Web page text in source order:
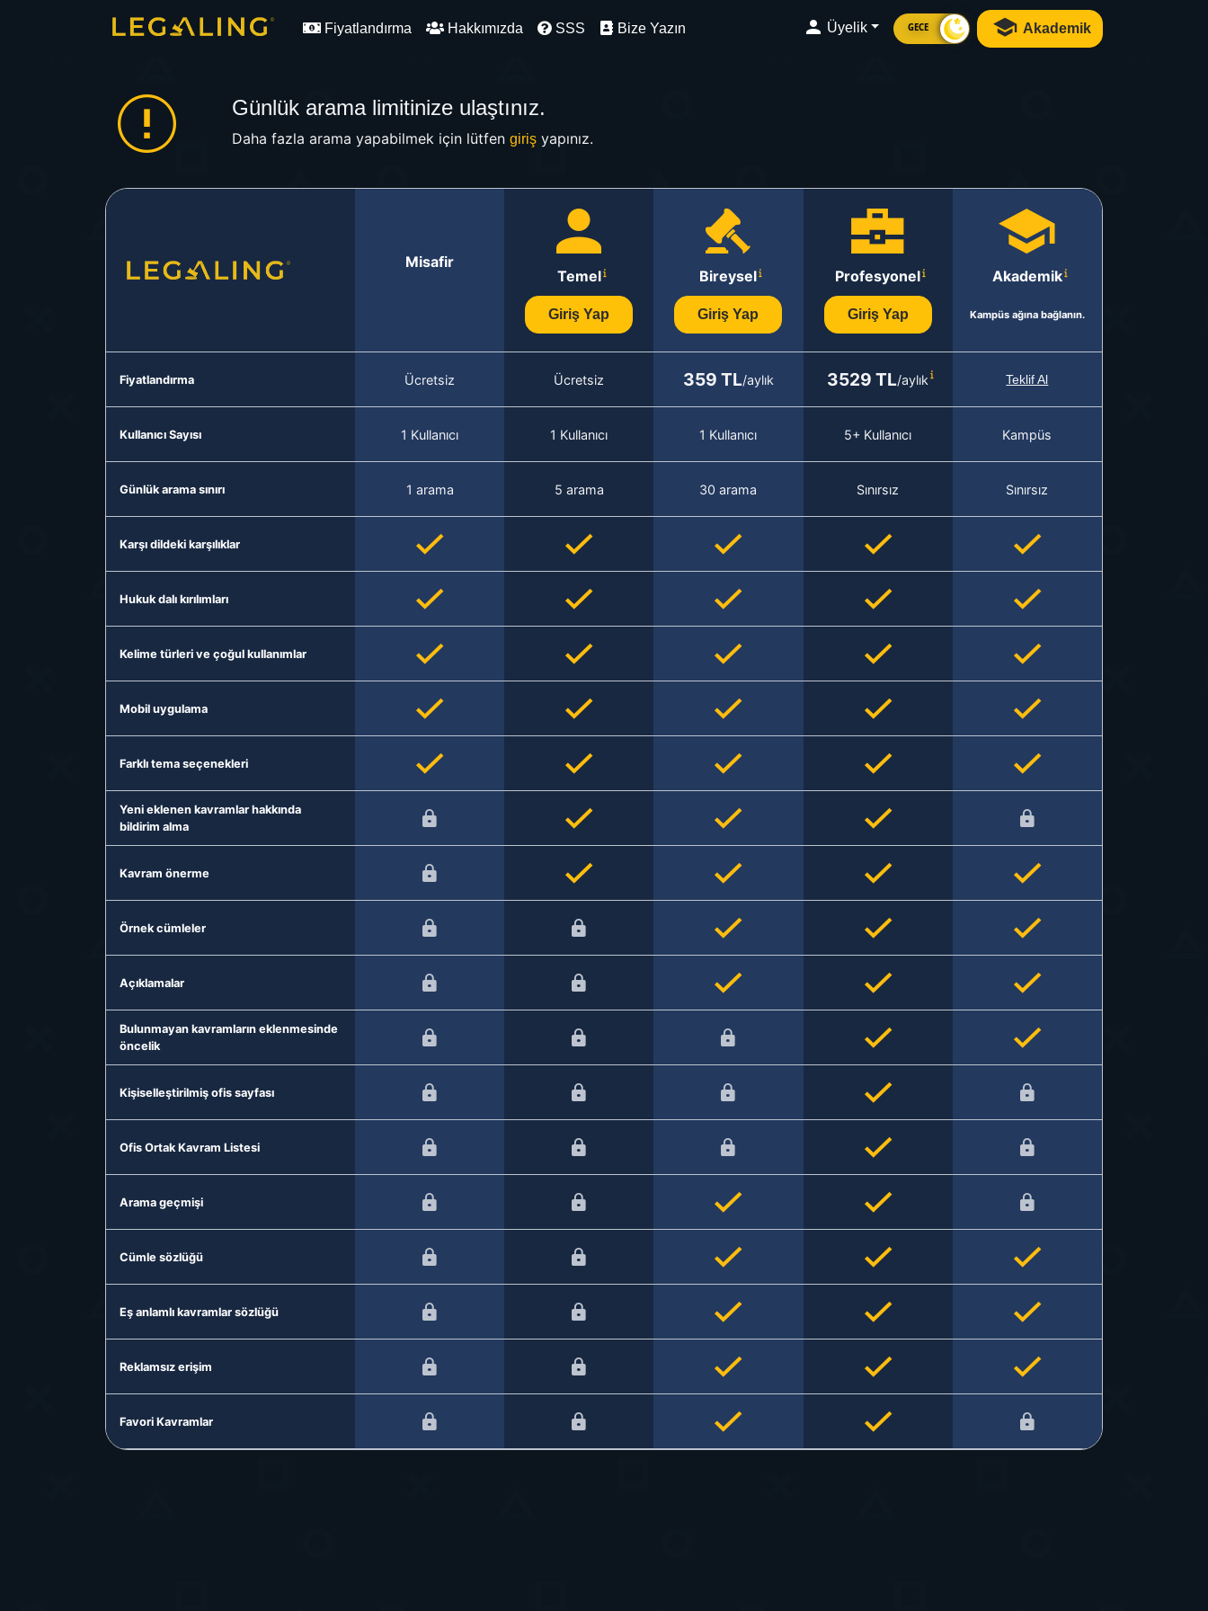
Fiyatlandırma Hakkımızda SSS Bize Yazın Üyelik GECE Akademik
Günlük arama limitinize ulaştınız.
Daha fazla arama yapabilmek için lütfen girişyapınız.
Misafir
Temel
Giriş Yap
Bireysel
Giriş Yap
Profesyonel
Giriş Yap
Akademik
Kampüs ağına bağlanın.
Fiyatlandırma Ücretsiz Ücretsiz 359 TL/aylık 3529 TL/aylık Teklif Al
Kullanıcı Sayısı 1 Kullanıcı 1 Kullanıcı 1 Kullanıcı 5+ Kullanıcı Kampüs
Günlük arama sınırı 1 arama 5 arama 30 arama Sınırsız Sınırsız
Karşı dildeki karşılıklar
Hukuk dalı kırılımları
Kelime türleri ve çoğul kullanımlar
Mobil uygulama
Farklı tema seçenekleri
Yeni eklenen kavramlar hakkında
bildirim alma
Kavram önerme
Örnek cümleler
Açıklamalar
Bulunmayan kavramların eklenmesinde
öncelik
Kişiselleştirilmiş ofis sayfası
Ofis Ortak Kavram Listesi
Arama geçmişi
Cümle sözlüğü
Eş anlamlı kavramlar sözlüğü
Reklamsız erişim
Favori Kavramlar